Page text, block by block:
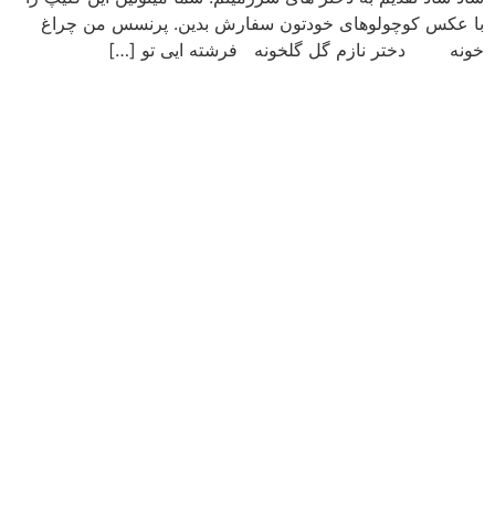
با عکس کوچولوهای خودتون سفارش بدین. پرنسس من چراغ
خونه دختر نازم گل گلخونه فرشته ایی تو […]